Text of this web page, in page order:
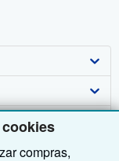
compras,